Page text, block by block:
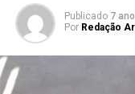
Publicado 7
Por Redação